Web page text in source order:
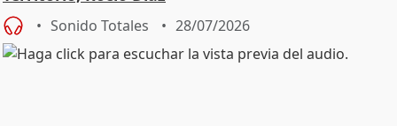
Sonido Totales 28/07/2026